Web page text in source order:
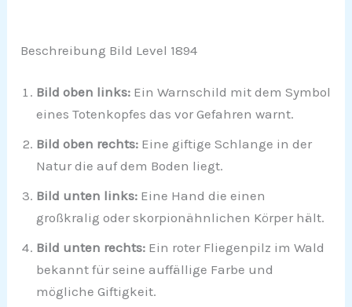
Beschreibung Bild Level 1894
Bild oben links: Ein Warnschild mit dem Symbol
eines Totenkopfes das vor Gefahren warnt.
Bild oben rechts: Eine giftige Schlange in der
Natur die auf dem Boden liegt.
Bild unten links: Eine Hand die einen
großkralig oder skorpionähnlichen Körper hält.
Bild unten rechts: Ein roter Fliegenpilz im Wald
bekannt für seine auffällige Farbe und
mögliche Giftigkeit.